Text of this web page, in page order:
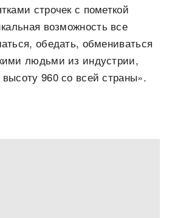
строчек с пометкой
возможность все
обедать, обмениваться
людьми из индустрии,
960 со всей страны».